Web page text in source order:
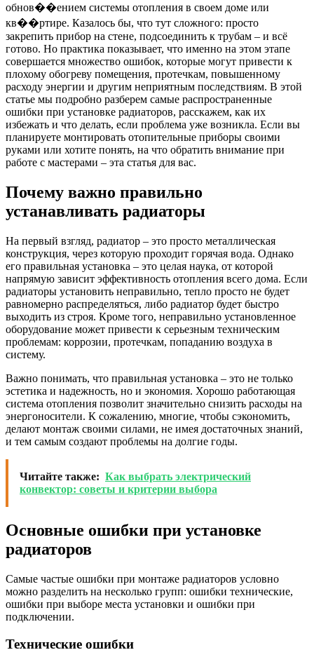
обнов��ением системы отопления в своем доме или
кв��ртире. Казалось бы, что тут сложного: просто
закрепить прибор на стене, подсоединить к трубам – и всё
готово. Но практика показывает, что именно на этом этапе
совершается множество ошибок, которые могут привести к
плохому обогреву помещения, протечкам, повышенному
расходу энергии и другим неприятным последствиям. В этой
статье мы подробно разберем самые распространенные
ошибки при установке радиаторов, расскажем, как их
избежать и что делать, если проблема уже возникла. Если вы
планируете монтировать отопительные приборы своими
руками или хотите понять, на что обратить внимание при
работе с мастерами – эта статья для вас.
Почему важно правильно
устанавливать радиаторы
На первый взгляд, радиатор – это просто металлическая
конструкция, через которую проходит горячая вода. Однако
его правильная установка – это целая наука, от которой
напрямую зависит эффективность отопления всего дома. Если
радиаторы установить неправильно, тепло просто не будет
равномерно распределяться, либо радиатор будет быстро
выходить из строя. Кроме того, неправильно установленное
оборудование может привести к серьезным техническим
проблемам: коррозии, протечкам, попаданию воздуха в
систему.
Важно понимать, что правильная установка – это не только
эстетика и надежность, но и экономия. Хорошо работающая
система отопления позволит значительно снизить расходы на
энергоносители. К сожалению, многие, чтобы сэкономить,
делают монтаж своими силами, не имея достаточных знаний,
и тем самым создают проблемы на долгие годы.
Читайте также: Как выбрать электрический
конвектор: советы и критерии выбора
Основные ошибки при установке
радиаторов
Самые частые ошибки при монтаже радиаторов условно
можно разделить на несколько групп: ошибки технические,
ошибки при выборе места установки и ошибки при
подключении.
Технические ошибки